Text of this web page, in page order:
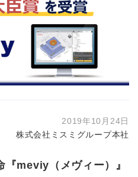
2019年10月24日
株式会社ミスミグループ本社
meviy（メヴィー）』